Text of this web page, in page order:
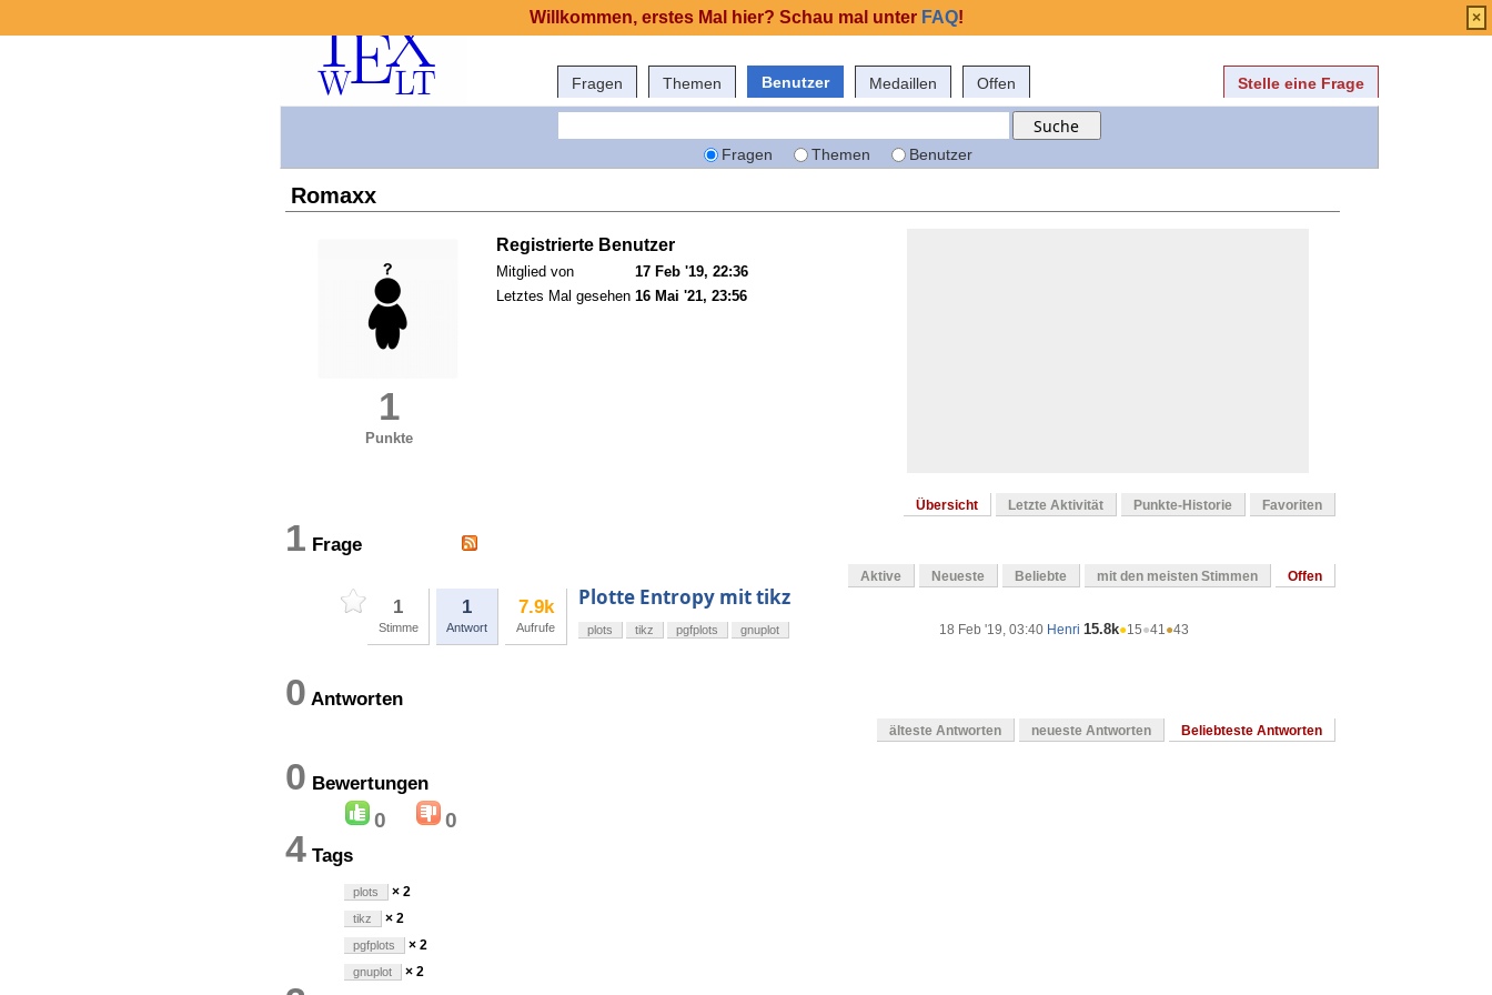
Fragen Themen Benutzer Medaillen Offen Stelle eine Frage
Fragen Themen Benutzer
Romaxx
1
Punkte
Registrierte Benutzer
Mitglied von
17 Feb '19, 22:36
Letztes Mal gesehen 16 Mai '21, 23:56
Übersicht Letzte Aktivität Punkte-Historie Favoriten
1 Frage
Aktive Neueste Beliebte mit den meisten Stimmen Offen
1
Stimme
1
Antwort
7.9k
Aufrufe
Plotte Entropy mit tikz
18 Feb '19, 03:40 Henri 15.8k●15●41●43
plots tikz pgfplots gnuplot
0 Antworten
älteste Antworten neueste Antworten Beliebteste Antworten
0 Bewertungen
0 0
4 Tags
plots × 2
tikz × 2
pgfplots × 2
gnuplot × 2
Willkommen, erstes Mal hier? Schau mal unter FAQ! ×